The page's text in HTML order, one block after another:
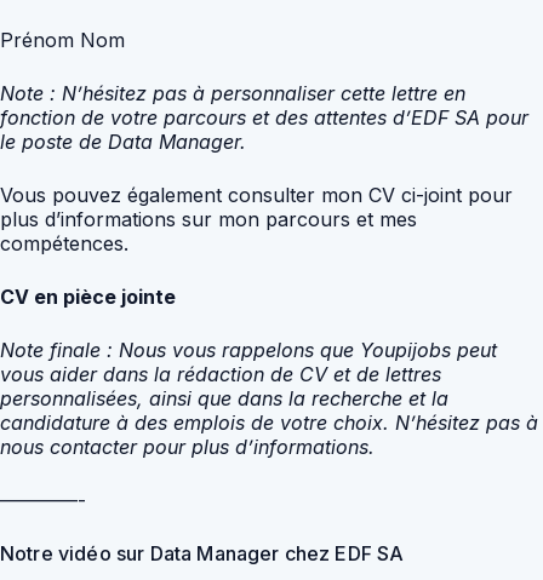
Prénom Nom
Note : N’hésitez pas à personnaliser cette lettre en
fonction de votre parcours et des attentes d’EDF SA pour
le poste de Data Manager.
Vous pouvez également consulter mon CV ci-joint pour
plus d’informations sur mon parcours et mes
compétences.
CV en pièce jointe
Note finale : Nous vous rappelons que Youpijobs peut
vous aider dans la rédaction de CV et de lettres
personnalisées, ainsi que dans la recherche et la
candidature à des emplois de votre choix. N’hésitez pas à
nous contacter pour plus d’informations.
————-
Notre vidéo sur Data Manager chez EDF SA